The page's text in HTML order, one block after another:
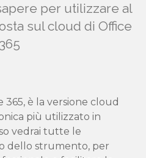
per utilizzare al
sul cloud di Office
365
è la versione cloud
più utilizzato in
vedrai tutte le
dello strumento, per